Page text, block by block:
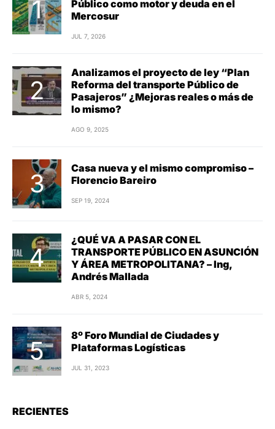
Público como motor y deuda en el
Mercosur
JUL 7, 2026
Analizamos el proyecto de ley “Plan
Reforma del transporte Público de
Pasajeros” ¿Mejoras reales o más de
lo mismo?
AGO 9, 2025
Casa nueva y el mismo compromiso –
Florencio Bareiro
SEP 19, 2024
¿QUÉ VA A PASAR CON EL
TRANSPORTE PÚBLICO EN ASUNCIÓN
Y ÁREA METROPOLITANA? – Ing,
Andrés Mallada
ABR 5, 2024
8º Foro Mundial de Ciudades y
Plataformas Logísticas
JUL 31, 2023
RECIENTES